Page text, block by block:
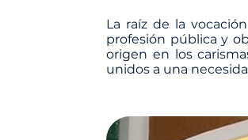
La raíz de la
profesión pública y
origen en los
unidos a una